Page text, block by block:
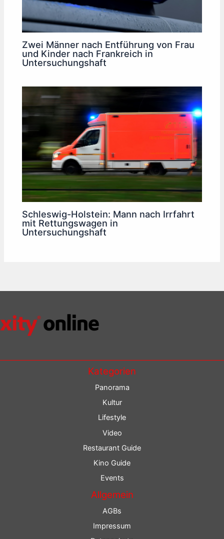
Zwei Männer nach Entführung von Frau
und Kinder nach Frankreich in
Untersuchungshaft
Schleswig-Holstein: Mann nach Irrfahrt
mit Rettungswagen in
Untersuchungshaft
Kategorien
Panorama
Kultur
Lifestyle
Video
Restaurant Guide
Kino Guide
Events
Allgemein
AGBs
Impressum